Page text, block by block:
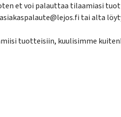
et voi palauttaa tilaamiasi
tai alta
tuotteisiin, kuulisimme